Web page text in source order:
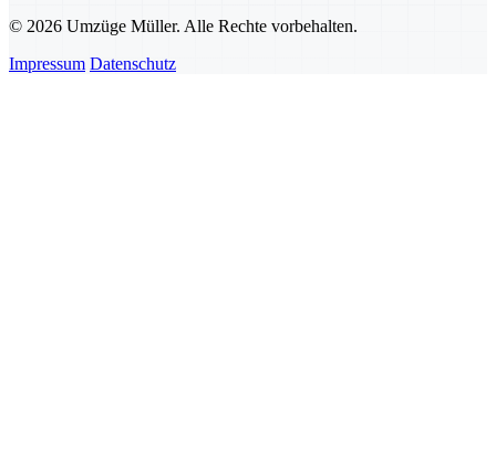
© 2026 Umzüge Müller. Alle Rechte vorbehalten.
Impressum Datenschutz